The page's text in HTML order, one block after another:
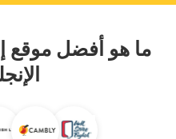
ما هو أفضل موقع